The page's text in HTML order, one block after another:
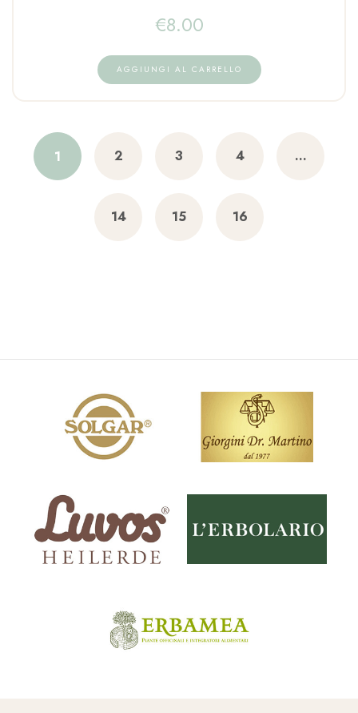
€8.00
AGGIUNGI AL CARRELLO
1 2 3 4 …
14 15 16